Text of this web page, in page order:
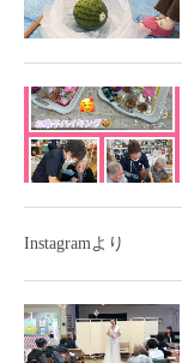
Instagramより